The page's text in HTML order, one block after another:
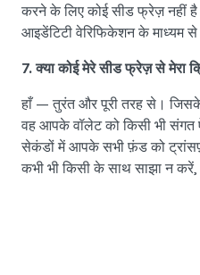
करने के लिए कोई सीड फ्रेज़ नहीं
आइडेंटिटी वेरिफिकेशन के माध्यम से
7. क्या कोई मेरे सीड फ्रेज़ से मेरा
हाँ — तुरंत और पूरी तरह से।
वह आपके वॉलेट को किसी भी संगत
सेकंडों में आपके सभी फ़ंड को
कभी भी किसी के साथ साझा न करें,